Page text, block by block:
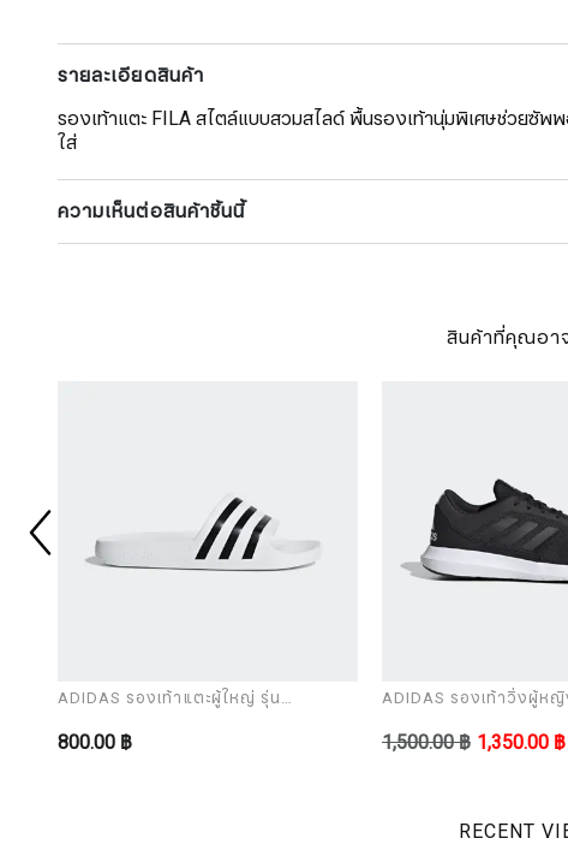
รายละเอียดสินค้า
รองเท้าแตะ FILA สไตล์แบบสวมสไลด์ พื้นรองเท้านุ่มพิเศษช่วยซั
ใส่
ความเห็นต่อสินค้าชิ้นนี้
สินค้าที่คุณอา
ADIDAS รองเท้าแตะผู้ใหญ่ รุ่น
800.00 ฿
ADIDAS รองเท้าวิ่งผู้ห
1,500.00 ฿ 1,350.00 ฿
RECENT